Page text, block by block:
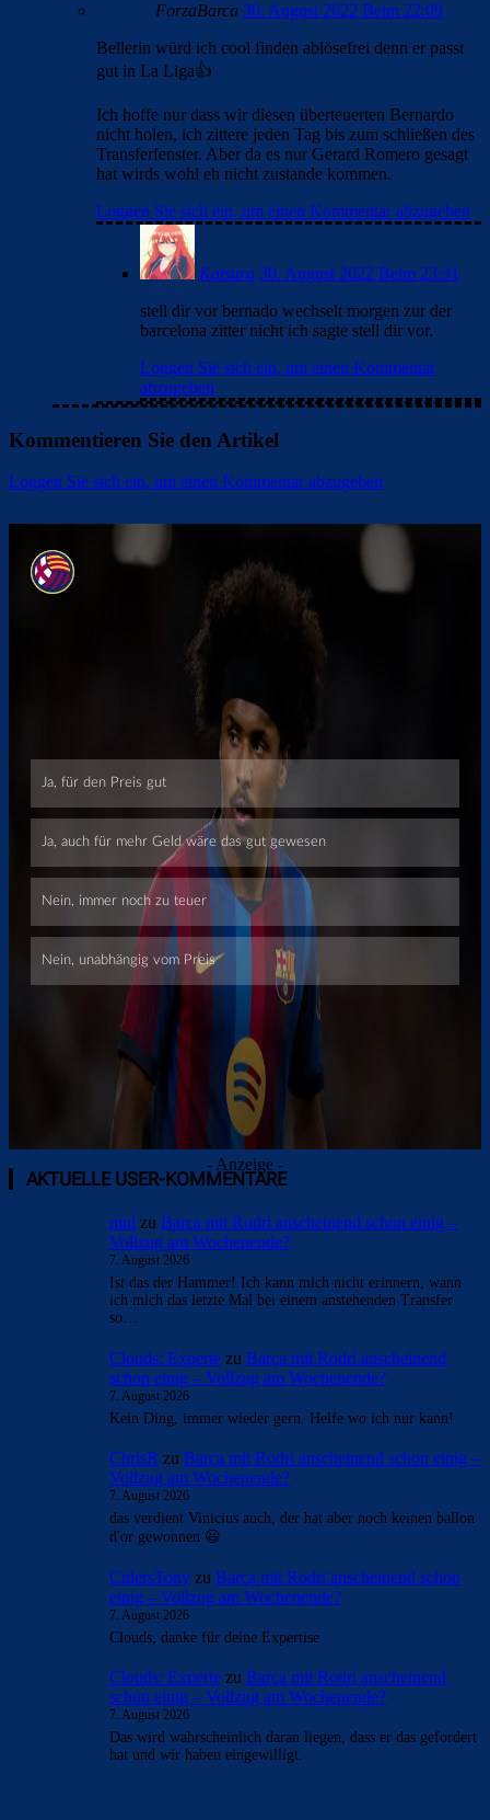
ForzaBarca 30. August 2022 Beim 22:09
Bellerin würd ich cool finden ablösefrei denn er passt
gut in La Liga👍
Ich hoffe nur dass wir diesen überteuerten Bernardo
nicht holen, ich zittere jeden Tag bis zum schließen des
Transferfenster. Aber da es nur Gerard Romero gesagt
hat wirds wohl eh nicht zustande kommen.
Loggen Sie sich ein, um einen Kommentar abzugeben
Katsura 30. August 2022 Beim 23:31
stell dir vor bernado wechselt morgen zur der
barcelona zitter nicht ich sagte stell dir vor.
Loggen Sie sich ein, um einen Kommentar
abzugeben
Kommentieren Sie den Artikel
Loggen Sie sich ein, um einen Kommentar abzugeben
Überspringen
- Anzeige -
AKTUELLE USER-KOMMENTARE
mnl zu Barça mit Rodri anscheinend schon einig –
Vollzug am Wochenende?
7. August 2026
Ist das der Hammer! Ich kann mich nicht erinnern, wann
ich mich das letzte Mal bei einem anstehenden Transfer
so…
Clouds: Experte zu Barça mit Rodri anscheinend
schon einig – Vollzug am Wochenende?
7. August 2026
Kein Ding, immer wieder gern. Helfe wo ich nur kann!
ChrisR zu Barça mit Rodri anscheinend schon einig –
Vollzug am Wochenende?
7. August 2026
das verdient Vinicius auch, der hat aber noch keinen ballon
d'or gewonnen 😃
CulersTony zu Barça mit Rodri anscheinend schon
einig – Vollzug am Wochenende?
7. August 2026
Clouds, danke für deine Expertise
Clouds: Experte zu Barça mit Rodri anscheinend
schon einig – Vollzug am Wochenende?
7. August 2026
Das wird wahrscheinlich daran liegen, dass er das gefordert
hat und wir haben eingewilligt.